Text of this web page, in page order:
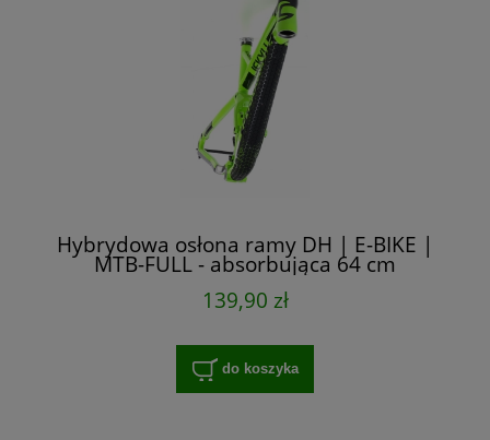
Hybrydowa osłona ramy DH | E-BIKE |
MTB-FULL - absorbująca 64 cm
139,90 zł
do koszyka